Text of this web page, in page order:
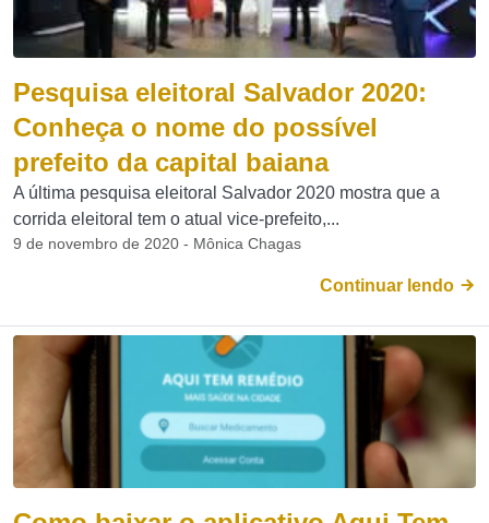
Pesquisa eleitoral Salvador 2020:
Conheça o nome do possível
prefeito da capital baiana
A última pesquisa eleitoral Salvador 2020 mostra que a
corrida eleitoral tem o atual vice-prefeito,...
9 de novembro de 2020 - Mônica Chagas
Continuar lendo